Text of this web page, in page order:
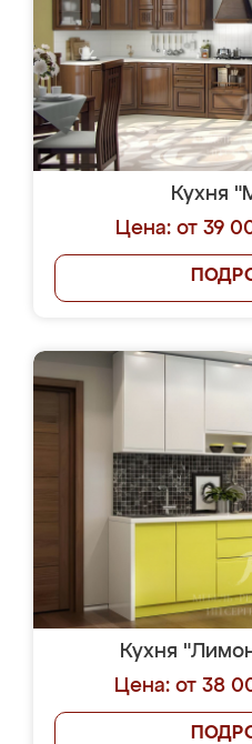
Кухня
Цена: от 39
Кухня
Цена: от 38